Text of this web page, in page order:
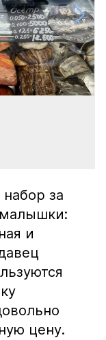
за
и
цену.